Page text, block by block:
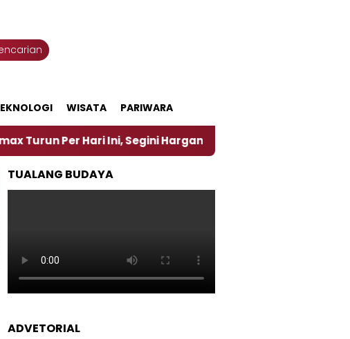
WISATA PARIWARA
Per Hari Ini, Segini Harganya
TUALANG BUDAYA
ADVETORIAL